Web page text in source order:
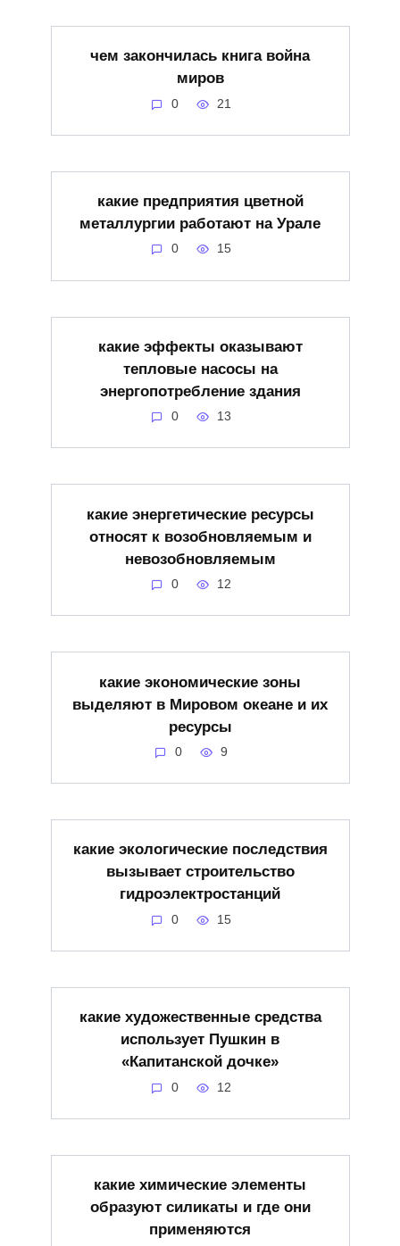
чем закончилась книга война
миров
0 21
какие предприятия цветной
металлургии работают на Урале
0 15
какие эффекты оказывают
тепловые насосы на
энергопотребление здания
0 13
какие энергетические ресурсы
относят к возобновляемым и
невозобновляемым
0 12
какие экономические зоны
выделяют в Мировом океане и их
ресурсы
0 9
какие экологические последствия
вызывает строительство
гидроэлектростанций
0 15
какие художественные средства
использует Пушкин в
«Капитанской дочке»
0 12
какие химические элементы
образуют силикаты и где они
применяются